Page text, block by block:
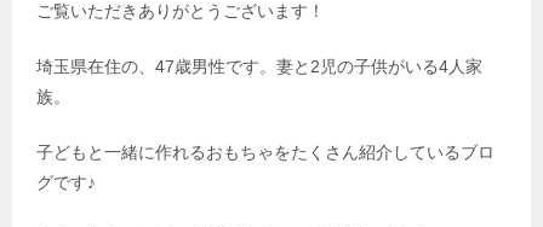
ご覧いただきありがとうございます！
埼玉県在住の、47歳男性です。妻と2児の子供がいる4人家
族。
子どもと一緒に作れるおもちゃをたくさん紹介しているブロ
グです♪